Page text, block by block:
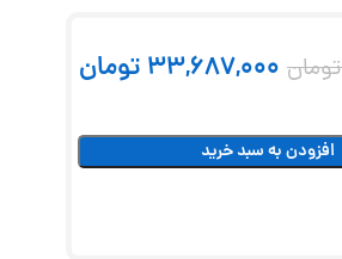
تومان 33,687,000 تومان
افزودن به سبد خرید